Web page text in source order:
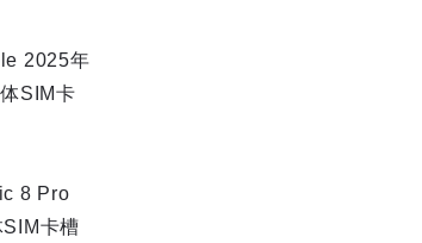
2025年
SIM卡
8 Pro
卡槽